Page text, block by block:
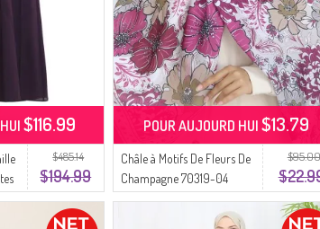
$485.14
$194.99
HUI$116.99
$95.00
Châle à Motifs De Fleurs De
Champagne 70319-04
Prune Clair
POUR AUJOURD HUI$13.79